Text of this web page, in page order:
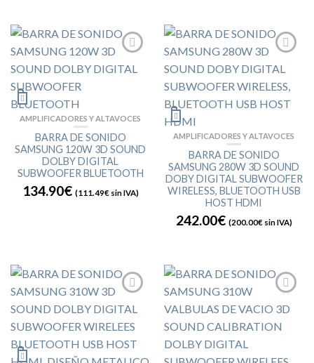
AMPLIFICADORES Y ALTAVOCES
BARRA DE SONIDO
SAMSUNG 120W 3D SOUND
DOLBY DIGITAL
SUBWOOFER BLUETOOTH
134.90€ (111.49€sin IVA)
AMPLIFICADORES Y ALTAVOCES
BARRA DE SONIDO
SAMSUNG 280W 3D SOUND
DOBY DIGITAL SUBWOOFER
WIRELESS, BLUETOOTH USB
HOST HDMI
242.00€ (200.00€sin IVA)